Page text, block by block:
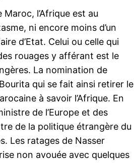
l’Afrique est au
ni encore moins d’un
d’Etat. Celui ou celle qui
rouages y afférant est le
La nomination de
qui se fait ainsi retirer le
à savoir l’Afrique. En
de l’Europe et des
de la politique étrangère du
Les ratages de Nasser
non avouée avec quelques